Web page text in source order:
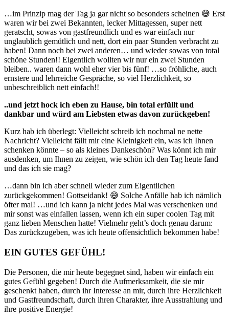
…im Prinzip mag der Tag ja gar nicht so besonders scheinen 😅 Erst
waren wir bei zwei Bekannten, lecker Mittagessen, super nett
geratscht, sowas von gastfreundlich und es war einfach nur
unglaublich gemütlich und nett, dort ein paar Stunden verbracht zu
haben! Dann noch bei zwei anderen… und wieder sowas von total
schöne Stunden!! Eigentlich wollten wir nur ein zwei Stunden
bleiben.. waren dann wohl eher vier bis fünf! …so fröhliche, auch
ernstere und lehrreiche Gespräche, so viel Herzlichkeit, so
unbeschreiblich nett einfach!!
..und jetzt hock ich eben zu Hause, bin total erfüllt und
dankbar und würd am Liebsten etwas davon zurückgeben!
Kurz hab ich überlegt: Vielleicht schreib ich nochmal ne nette
Nachricht? Vielleicht fällt mir eine Kleinigkeit ein, was ich Ihnen
schenken könnte – so als kleines Dankeschön? Was könnt ich mir
ausdenken, um Ihnen zu zeigen, wie schön ich den Tag heute fand
und das ich sie mag?
…dann bin ich aber schnell wieder zum Eigentlichen
zurückgekommen! Gottseidank! 😅 Solche Anfälle hab ich nämlich
öfter mal! …und ich kann ja nicht jedes Mal was verschenken und
mir sonst was einfallen lassen, wenn ich ein super coolen Tag mit
ganz lieben Menschen hatte! Vielmehr geht’s doch genau darum:
Das zurückzugeben, was ich heute offensichtlich bekommen habe!
EIN GUTES GEFÜHL!
Die Personen, die mir heute begegnet sind, haben wir einfach ein
gutes Gefühl gegeben! Durch die Aufmerksamkeit, die sie mir
geschenkt haben, durch ihr Interesse an mir, durch ihre Herzlichkeit
und Gastfreundschaft, durch ihren Charakter, ihre Ausstrahlung und
ihre positive Energie!